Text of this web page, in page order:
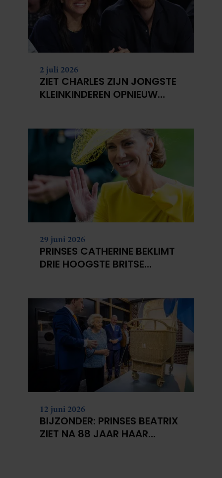
2 juli 2026
ZIET CHARLES ZIJN JONGSTE
KLEINKINDEREN OPNIEUW
29 juni 2026
PRINSES CATHERINE BEKLIMT
DRIE HOOGSTE BRITSE
12 juni 2026
BIJZONDER: PRINSES BEATRIX
ZIET NA 88 JAAR HAAR